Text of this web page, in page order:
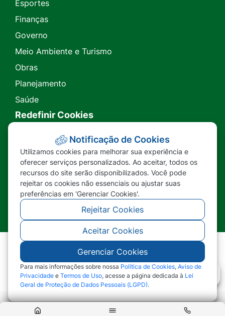
Esportes
Finanças
Governo
Meio Ambiente e Turismo
Obras
Planejamento
Saúde
Redefinir Cookies
Transparência
Ouvidoria
SIC
©2026 - Prefeitura Municipal de Nova Lacerda -
MT - Todos os direitos reservados
Notificação de Cookies
Utilizamos cookies para melhorar sua experiência e
oferecer serviços personalizados. Ao aceitar, todos os
recursos do site serão disponibilizados. Você pode
rejeitar os cookies não essenciais ou ajustar suas
preferências em 'Gerenciar Cookies'.
Rejeitar Cookies
Aceitar Cookies
Gerenciar Cookies
Para mais informações sobre nossa Política de Cookies, Aviso de
Privacidade e Termos de Uso, acesse a página dedicada à Lei
Geral de Proteção de Dados Pessoais (LGPD).